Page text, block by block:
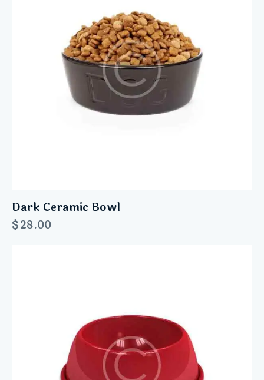
Dark Ceramic Bowl
$28.00